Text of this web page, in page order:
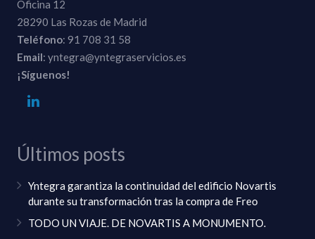
Oficina 12
28290 Las Rozas de Madrid
Teléfono: 91 708 31 58
Email: yntegra@yntegraservicios.es
¡Síguenos!
Últimos posts
Yntegra garantiza la continuidad del edificio Novartis
durante su transformación tras la compra de Freo
TODO UN VIAJE. DE NOVARTIS A MONUMENTO.